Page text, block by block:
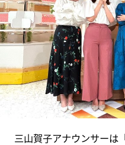
三山賀子アナウンサーは